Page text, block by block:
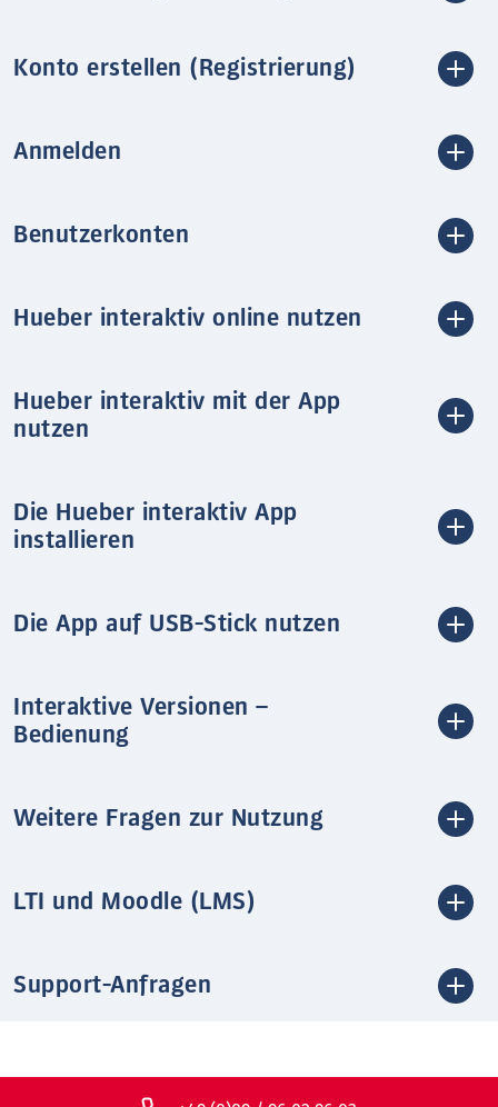
Konto erstellen (Registrierung)
Anmelden
Benutzerkonten
Hueber interaktiv online nutzen
Hueber interaktiv mit der App
nutzen
Die Hueber interaktiv App
installieren
Die App auf USB-Stick nutzen
Interaktive Versionen –
Bedienung
Weitere Fragen zur Nutzung
LTI und Moodle (LMS)
Support-Anfragen